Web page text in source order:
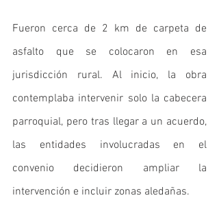
Fueron cerca de 2 km de carpeta de
asfalto que se colocaron en esa
jurisdicción rural. Al inicio, la obra
contemplaba intervenir solo la cabecera
parroquial, pero tras llegar a un acuerdo,
las entidades involucradas en el
convenio decidieron ampliar la
intervención e incluir zonas aledañas.